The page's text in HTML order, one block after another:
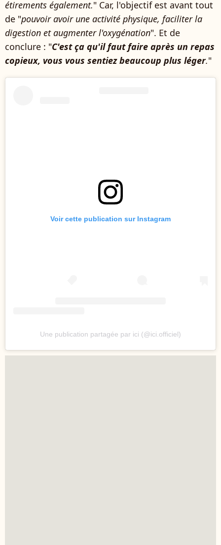
étirements également." Car, l'objectif est avant tout
de "pouvoir avoir une activité physique, faciliter la
digestion et augmenter l'oxygénation". Et de
conclure : "C'est ça qu'il faut faire après un repas
copieux, vous vous sentiez beaucoup plus léger."
Voir cette publication sur Instagram
Une publication partagée par ici (@ici.officiel)